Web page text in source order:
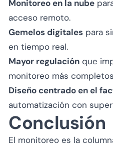
Monitoreo en la nube
acceso remoto.
Gemelos digitales para
en tiempo real.
Mayor regulación que
monitoreo más
Diseño centrado en el
automatización con
Conclusión
El monitoreo es la